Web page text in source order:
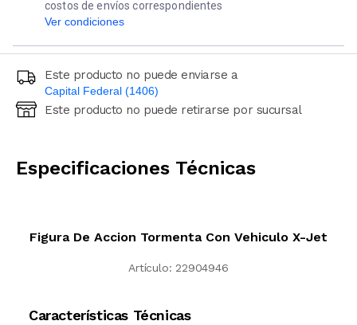
costos de envíos correspondientes
Ver condiciones
Este producto no puede enviarse a
Capital Federal (1406)
Ingresá código postal (sólo números)
Este producto no puede retirarse por sucursal
Especificaciones Técnicas
Figura De Accion Tormenta Con Vehiculo X-Jet
Artículo: 22904946
Características Técnicas